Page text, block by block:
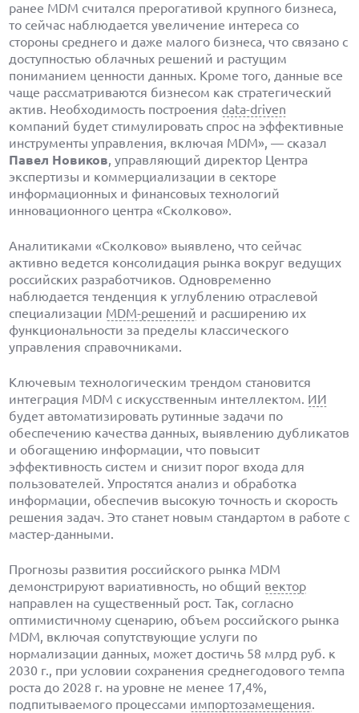
ранее MDM считался прерогативой крупного бизнеса,
то сейчас наблюдается увеличение интереса со
стороны среднего и даже малого бизнеса, что связано с
доступностью облачных решений и растущим
пониманием ценности данных. Кроме того, данные все
чаще рассматриваются бизнесом как стратегический
актив. Необходимость построения data-driven
компаний будет стимулировать спрос на эффективные
инструменты управления, включая MDM», — сказал
Павел Новиков, управляющий директор Центра
экспертизы и коммерциализации в секторе
информационных и финансовых технологий
инновационного центра «Сколково».
Аналитиками «Сколково» выявлено, что сейчас
активно ведется консолидация рынка вокруг ведущих
российских разработчиков. Одновременно
наблюдается тенденция к углублению отраслевой
специализации MDM-решений и расширению их
функциональности за пределы классического
управления справочниками.
Ключевым технологическим трендом становится
интеграция MDM с искусственным интеллектом. ИИ
будет автоматизировать рутинные задачи по
обеспечению качества данных, выявлению дубликатов
и обогащению информации, что повысит
эффективность систем и снизит порог входа для
пользователей. Упростятся анализ и обработка
информации, обеспечив высокую точность и скорость
решения задач. Это станет новым стандартом в работе с
мастер-данными.
Прогнозы развития российского рынка MDM
демонстрируют вариативность, но общий вектор
направлен на существенный рост. Так, согласно
оптимистичному сценарию, объем российского рынка
MDM, включая сопутствующие услуги по
нормализации данных, может достичь 58 млрд руб. к
2030 г., при условии сохранения среднегодового темпа
роста до 2028 г. на уровне не менее 17,4%,
подпитываемого процессами импортозамещения.